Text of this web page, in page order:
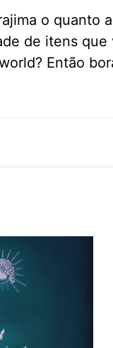
o quanto
de itens que
Então